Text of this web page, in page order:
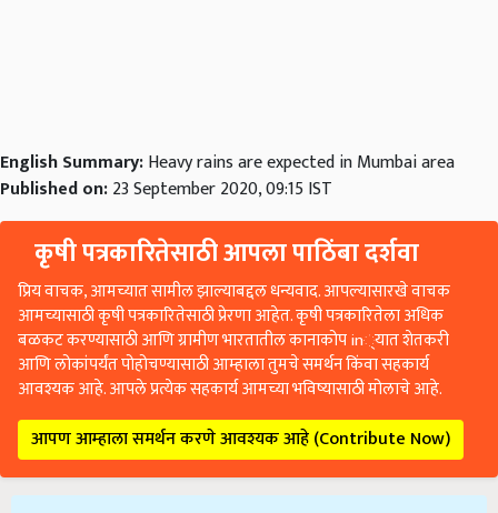
English Summary:Heavy rains are expected in Mumbai area
Published on:23 September 2020, 09:15 IST
कृषी पत्रकारितेसाठी आपला पाठिंबा दर्शवा
प्रिय वाचक, आमच्यात सामील झाल्याबद्दल धन्यवाद. आपल्यासारखे वाचक
आमच्यासाठी कृषी पत्रकारितेसाठी प्रेरणा आहेत. कृषी पत्रकारितेला अधिक
बळकट करण्यासाठी आणि ग्रामीण भारतातील कानाकोप in्यात शेतकरी
आणि लोकांपर्यंत पोहोचण्यासाठी आम्हाला तुमचे समर्थन किंवा सहकार्य
आवश्यक आहे. आपले प्रत्येक सहकार्य आमच्या भविष्यासाठी मोलाचे आहे.
आपण आम्हाला समर्थन करणे आवश्यक आहे (Contribute Now)